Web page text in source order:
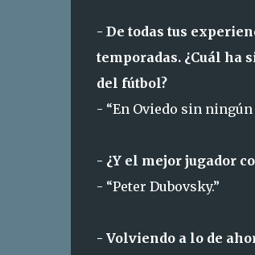
- De todas tus
temporadas. ¿Cuál ha
del fútbol?
- “En Oviedo sin
- ¿Y el mejor jugador
- “Peter Dubovsky.”
- Volviendo a lo de